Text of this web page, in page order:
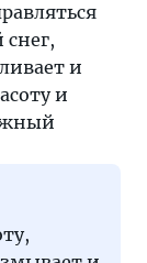
и
и